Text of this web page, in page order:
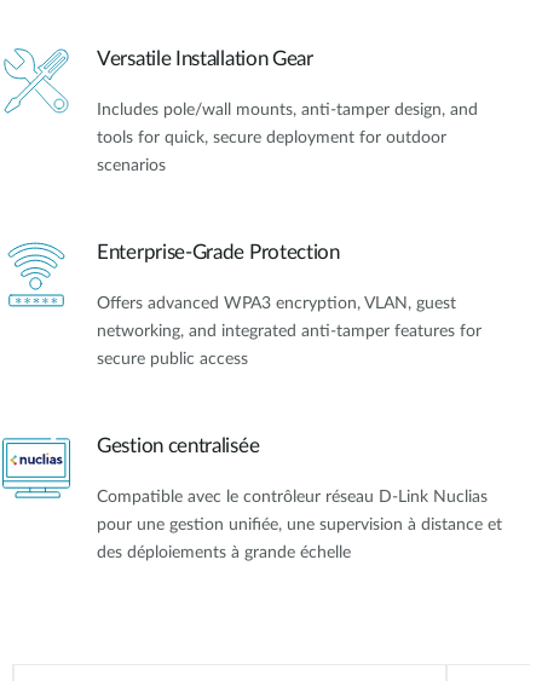
Versatile Installation Gear
Includes pole/wall mounts, anti-tamper design, and
tools for quick, secure deployment for outdoor
scenarios
Enterprise-Grade Protection
Offers advanced WPA3 encryption, VLAN, guest
networking, and integrated anti-tamper features for
secure public access
Gestion centralisée
Compatible avec le contrôleur réseau D‑Link Nuclias
pour une gestion unifiée, une supervision à distance et
des déploiements à grande échelle